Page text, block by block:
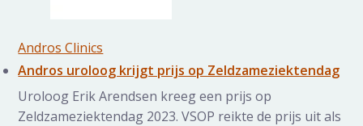
Andros Clinics
Andros uroloog krijgt prijs op Zeldzameziektendag
Uroloog Erik Arendsen kreeg een prijs op
Zeldzameziektendag 2023. VSOP reikte de prijs uit als